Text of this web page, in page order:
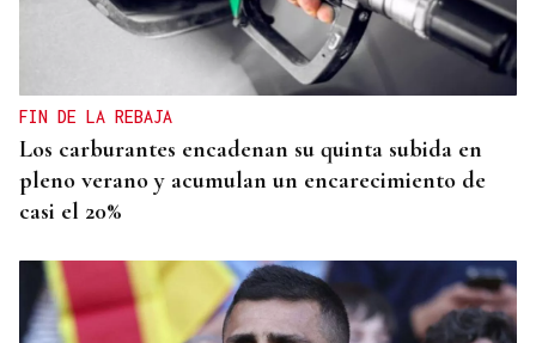
FIN DE LA REBAJA
Los carburantes encadenan su quinta subida en
pleno verano y acumulan un encarecimiento de
casi el 20%